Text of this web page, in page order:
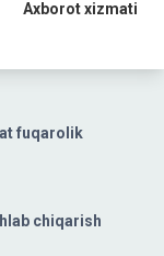
fuqarolik
chiqarish
Axborot xizmati